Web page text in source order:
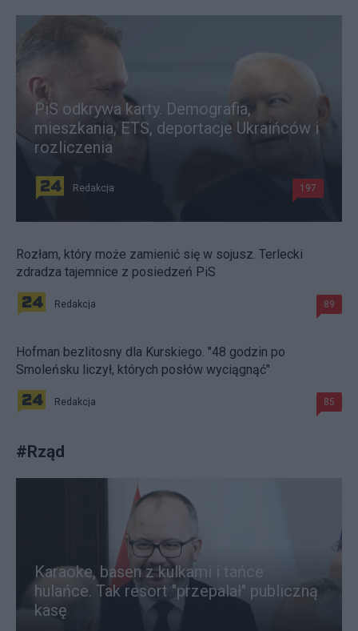
PiS odkrywa karty. Demografia,
mieszkania, ETS, deportacje Ukraińców i
rozliczenia
Redakcja 197
Rozłam, który może zamienić się w sojusz. Terlecki
zdradza tajemnice z posiedzeń PiS
Redakcja 89
Hofman bezlitosny dla Kurskiego. "48 godzin po
Smoleńsku liczył, których posłów wyciągnąć"
Redakcja 85
#Rząd
Karaoke, basen z kulkami i tańce
hulańce. Tak resort "przepalał" publiczną
kasę